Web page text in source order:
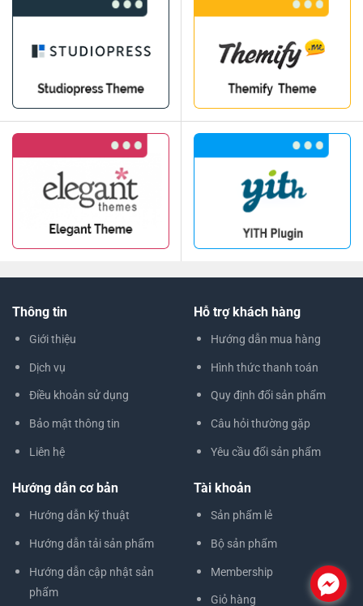
Thông tin
Giới thiệu
Dịch vụ
Điều khoản sử dụng
Bảo mật thông tin
Liên hệ
Hỗ trợ khách hàng
Hướng dẫn mua hàng
Hình thức thanh toán
Quy định đổi sản phẩm
Câu hỏi thường gặp
Yêu cầu đổi sản phẩm
Hướng dẫn cơ bản
Hướng dẫn kỹ thuật
Hướng dẫn tải sản phẩm
Hướng dẫn cập nhật sản
phẩm
Tài khoản
Sản phẩm lẻ
Bộ sản phẩm
Membership
Giỏ hàng
.